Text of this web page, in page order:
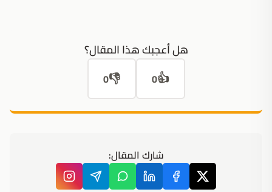
هل أعجبك هذا المقال؟
👍
0
👎
0
شارك المقال: